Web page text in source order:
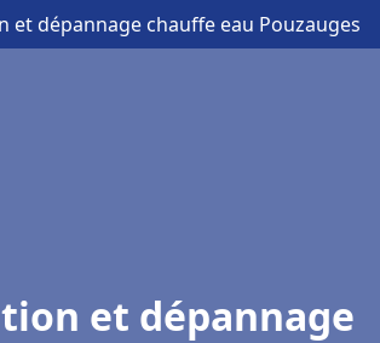
et dépannage chauffe eau Pouzauges
et dépannage